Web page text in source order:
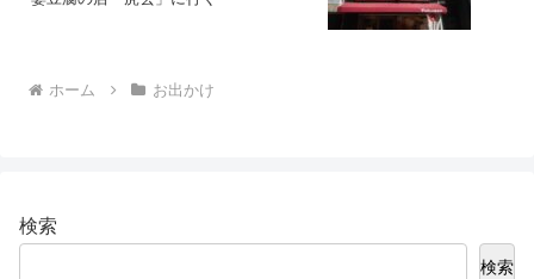
ホーム お出かけ
検索
検索